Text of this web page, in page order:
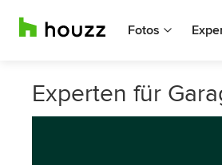
Fotos
Experten für